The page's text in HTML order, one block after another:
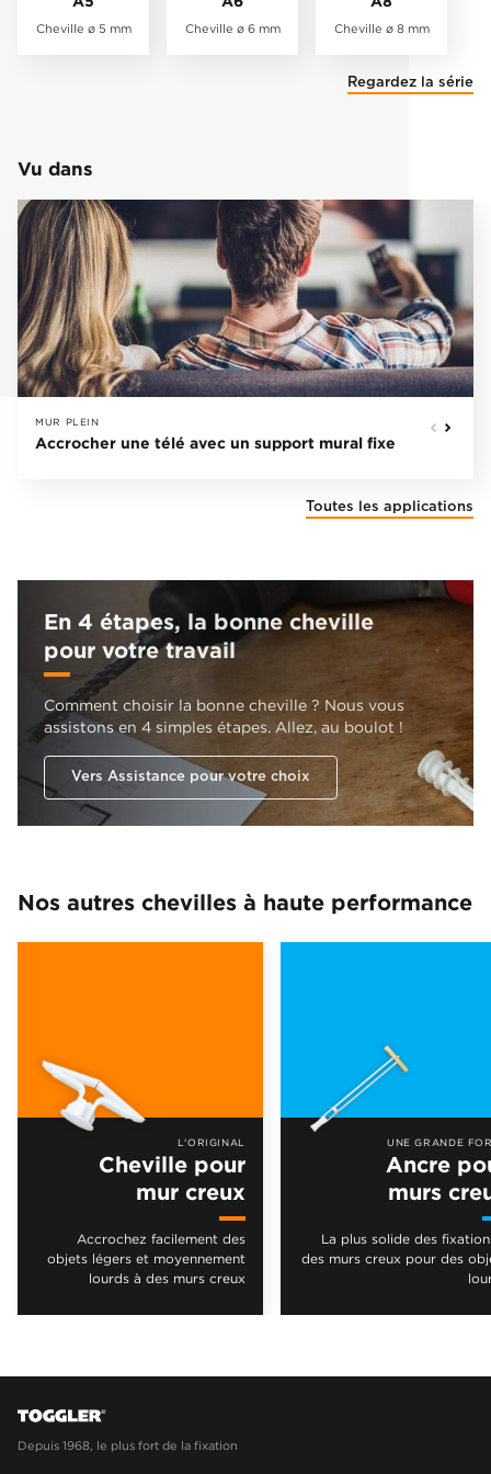
Cheville ø 5 mm Cheville ø 6 mm Cheville ø 8 mm
Regardez la série
Vu dans
MUR PLEIN
Accrocher une télé avec un support mural fixe
Toutes les applications
En 4 étapes, la bonne cheville
pour votre travail
Comment choisir la bonne cheville ? Nous vous
assistons en 4 simples étapes. Allez, au boulot !
Vers Assistance pour votre choix
Nos autres chevilles à haute performance
L'ORIGINAL
Cheville pour
mur creux
Accrochez facilement des
objets légers et moyennement
lourds à des murs creux
UNE GRANDE
Ancre
murs
La plus solide des
des murs creux pour des
Depuis 1968, le plus fort de la fixation